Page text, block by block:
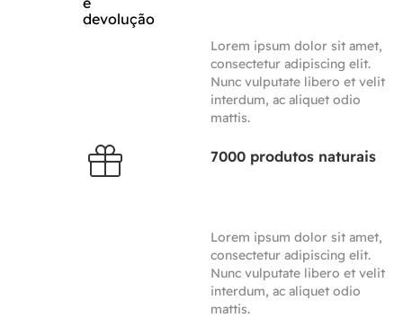
Lorem ipsum dolor sit amet,
consectetur adipiscing elit.
Nunc vulputate libero et velit
interdum, ac aliquet odio
mattis.
7000 produtos naturais
Lorem ipsum dolor sit amet,
consectetur adipiscing elit.
Nunc vulputate libero et velit
interdum, ac aliquet odio
mattis.